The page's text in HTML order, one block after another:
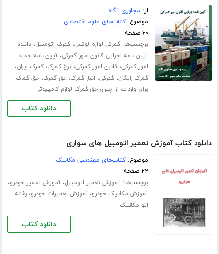
از: مجاوری آگاه
موضوع:کتاب‌های علوم اقتصادی
۶۰ صفحه
برچسب‌ها:گمرکی لوازم لوکس،گمرک اتومبیل،دانلود
آیین نامه اجرایی قانون امور گمرکی،آیین نامه جدید
امور گمرکی، قانون امور گمرکی،نرخ گمرک،گمرک ایران،
گمرک رایگان،گمرکی، انبار گمرک،حق گمرک،حق گمرک
برای واردات از چین،حق گمرک لوازم کامپیوتر
دانلود کتاب
دانلود کتاب آموزش تعمیر اتومبیل های سواری
موضوع:کتاب‌های مهندسی مکانیک
۲۲ صفحه
برچسب‌ها:آموزش تعمیر اتومبیل،آموزش تعمیر خودرو،
آموزش مکانیک خودرو،آموزش تعمیرات خودرو،رشته
اتو مکانیک
دانلود کتاب